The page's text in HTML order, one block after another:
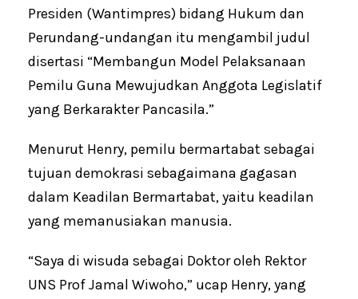
Presiden (Wantimpres) bidang Hukum dan
Perundang-undangan itu mengambil judul
disertasi “Membangun Model Pelaksanaan
Pemilu Guna Mewujudkan Anggota Legislatif
yang Berkarakter Pancasila.”
Menurut Henry, pemilu bermartabat sebagai
tujuan demokrasi sebagaimana gagasan
dalam Keadilan Bermartabat, yaitu keadilan
yang memanusiakan manusia.
“Saya di wisuda sebagai Doktor oleh Rektor
UNS Prof Jamal Wiwoho,” ucap Henry, yang